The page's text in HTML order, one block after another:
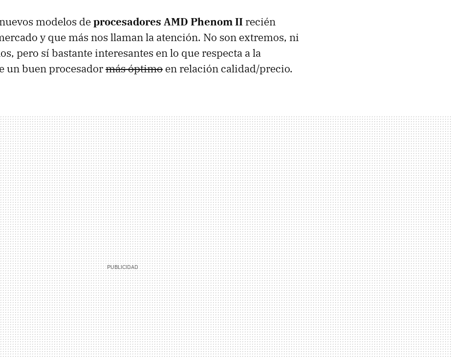
modelos deprocesadores AMD Phenom II recién
y que más nos llaman la atención. No son extremos, ni
pero sí bastante interesantes en lo que respecta a la
un buen procesadormás óptimo en relación calidad/precio.